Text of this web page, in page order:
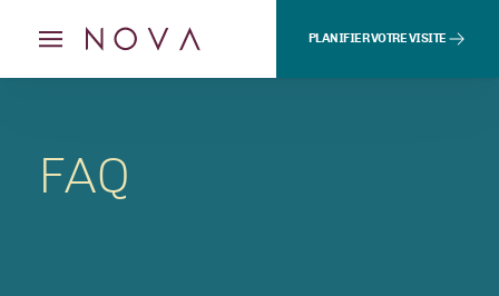
PLANIFIER VOTRE VISITE
FAQ